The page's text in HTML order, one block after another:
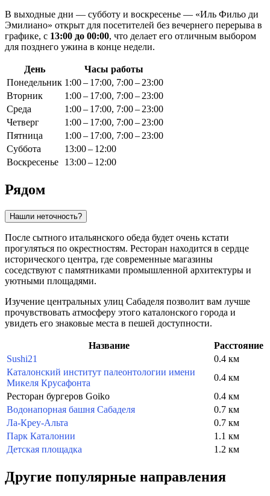
В выходные дни — субботу и воскресенье — «Иль Фильо ди
Эмилиано» открыт для посетителей без вечернего перерыва в
графике, с 13:00 до 00:00, что делает его отличным выбором
для позднего ужина в конце недели.
День
Часы работы
Понедельник 1:00 – 17:00, 7:00 – 23:00
Вторник
1:00 – 17:00, 7:00 – 23:00
Среда
1:00 – 17:00, 7:00 – 23:00
Четверг
1:00 – 17:00, 7:00 – 23:00
Пятница
1:00 – 17:00, 7:00 – 23:00
Суббота
13:00 – 12:00
Воскресенье
13:00 – 12:00
Рядом
Нашли неточность?
После сытного итальянского обеда будет очень кстати
прогуляться по окрестностям. Ресторан находится в сердце
исторического центра, где современные магазины
соседствуют с памятниками промышленной архитектуры и
уютными площадями.
Изучение центральных улиц Сабаделя позволит вам лучше
прочувствовать атмосферу этого каталонского города и
увидеть его знаковые места в пешей доступности.
Название
Расстояние
Sushi21
0.4 км
Каталонский институт палеонтологии имени
Микеля Крусафонта
0.4 км
Ресторан бургеров Goiko
0.4 км
Водонапорная башня Сабаделя
0.7 км
Ла-Креу-Альта
0.7 км
Парк Каталонии
1.1 км
Детская площадка
1.2 км
Другие популярные направления